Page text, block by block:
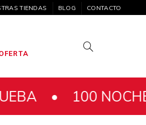
TIENDAS BLOG CONTACTO
NOCHES DE